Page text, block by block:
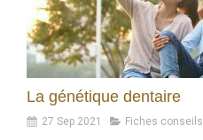
La génétique dentaire
27 Sep 2021 Fiches conseils